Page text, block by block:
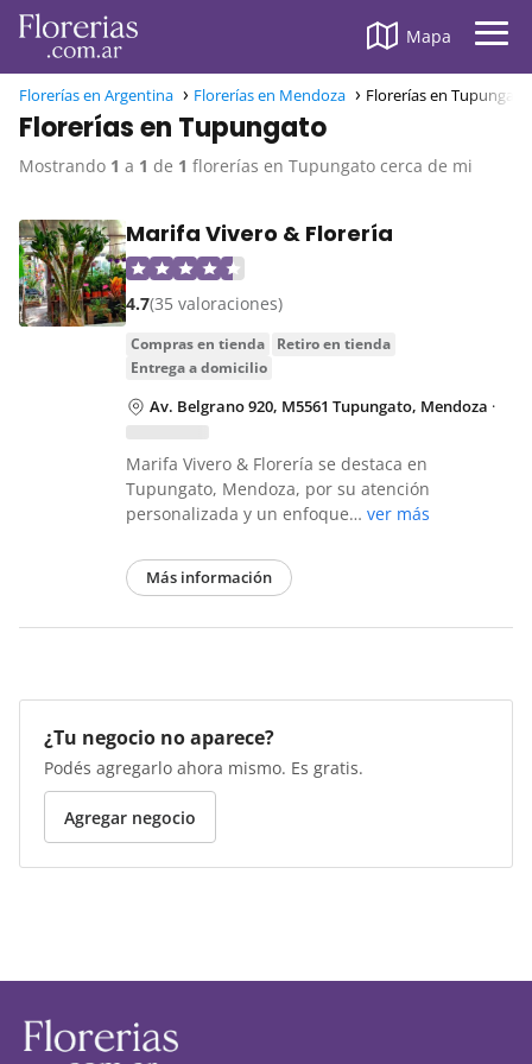
Mapa
Florerías en Argentina Florerías en Mendoza Florerías en Tupungato
Florerías en Tupungato
Mostrando 1 a 1 de 1 florerías en Tupungato cerca de mi
Marifa Vivero & Florería
4.7(35 valoraciones)
compras en tienda
retiro en tienda
entrega a domicilio
Av. Belgrano 920, M5561 Tupungato, Mendoza ·
Marifa Vivero & Florería se destaca en
Tupungato, Mendoza, por su atención
personalizada y un enfoque… ver más
Más información
¿Tu negocio no aparece?
Podés agregarlo ahora mismo. Es gratis.
Agregar negocio